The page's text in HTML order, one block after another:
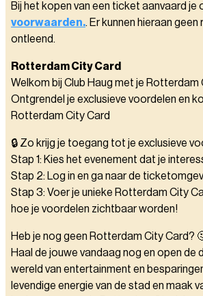
Bij het kopen van een ticket aanvaard je
voorwaarden.. Er kunnen hieraan
ontleend.
Rotterdam City Card
Welkom bij Club Haug met je Rotterdam
Ontgrendel je exclusieve voordelen en
Rotterdam City Card
🔒 Zo krijg je toegang tot je exclusieve
Stap 1: Kies het evenement dat je
Stap 2: Log in en ga naar de
Stap 3: Voer je unieke Rotterdam City
hoe je voordelen zichtbaar worden!
Heb je nog geen Rotterdam City Card?
Haal de jouwe vandaag nog en open de
wereld van entertainment en
levendige energie van de stad en maak